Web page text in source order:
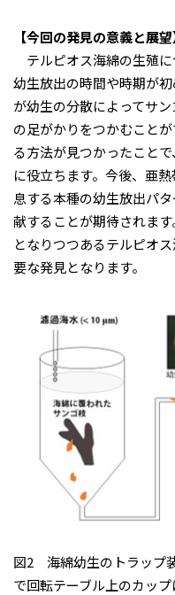
【今回の発見の意義と展
テルピオス海綿の生殖に
幼生放出の時間や時期が
が幼生の分散によってサ
の足がかりをつかむこと
る方法が見つかったこと
に役立ちます。今後、亜
息する本種の幼生放出パ
献することが期待されま
となりつつあるテルピオ
要な発見となります。
図2 海綿幼生のトラップ
で回転テーブル上のカップ